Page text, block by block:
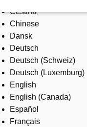
Products & Solutions
Industries
Services
About us
Where to buy
Contact us
Careers
Čeština
Chinese
Dansk
Deutsch
Deutsch (Schweiz)
Deutsch (Luxemburg)
English
English (Canada)
Español
Français